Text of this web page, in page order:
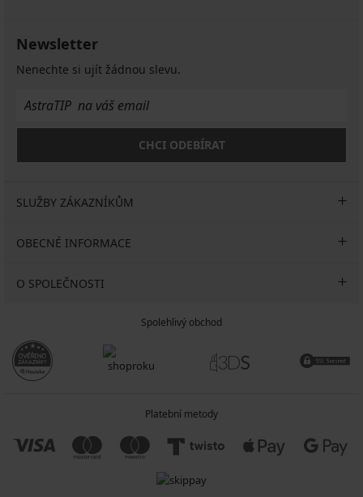
Newsletter
Nenechte si ujít žádnou slevu.
CHCI ODEBÍRAT
SLUŽBY ZÁKAZNÍKŮM
OBECNÉ INFORMACE
O SPOLEČNOSTI
Spolehlivý obchod
Platební metody